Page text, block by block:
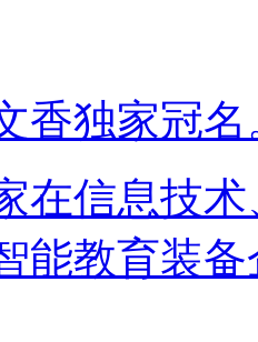
香独家冠名
在信息技
能教育装